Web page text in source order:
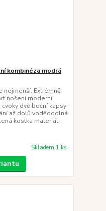
kombinéza modrá
nejmenší. Extrémně
nošení moderní
dvě boční kapsy
až dolů voděodolná
kostka materiál:
Skladem 1 ks